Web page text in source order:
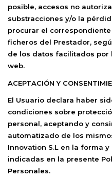
posible, accesos no
substracciones y/o la
procurar el
ficheros del Prestador,
de los datos facilitados por
web.
ACEPTACIÓN Y
El Usuario declara haber
condiciones sobre
personal, aceptando y
automatizado de los
Innovation S.L en la forma y
indicadas en la presente
Personales.